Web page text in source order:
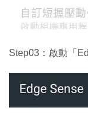
Step03：啟動「